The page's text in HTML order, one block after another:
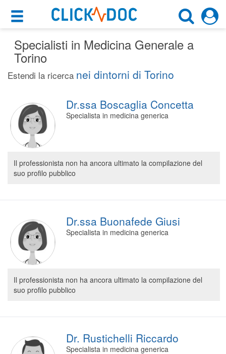
×
Motore di ricerca
×
Torino (TO)
Cosa possiamo offrirti
Per i pazienti
Prenota una visita
Ricerca specialisti
Consulti online
(su medicitalia.it)
Per gli specialisti
Prenotazioni online
Planner e rubrica in cloud
Segreteria virtuale
Teleconsulto
Specialisti in Medicina Generale a
Torino
Estendi la ricerca nei dintorni di Torino
Dr.ssa Boscaglia Concetta
Specialista in medicina generica
Il professionista non ha ancora ultimato la compilazione del
suo profilo pubblico
Dr.ssa Buonafede Giusi
Specialista in medicina generica
Il professionista non ha ancora ultimato la compilazione del
suo profilo pubblico
Dr. Rustichelli Riccardo
Specialista in medicina generica